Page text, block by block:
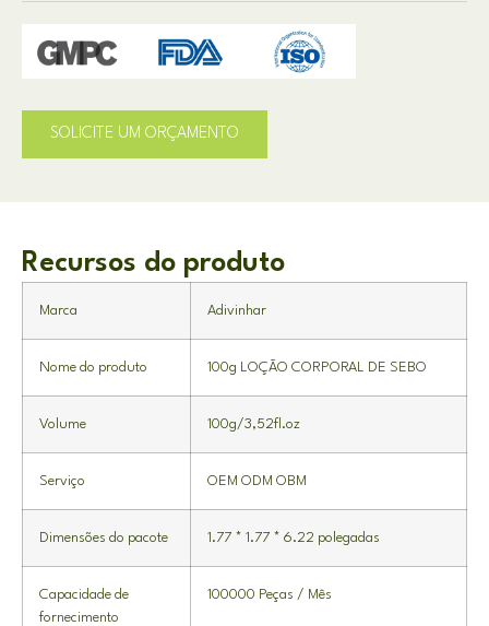
SOLICITE UM ORÇAMENTO
Recursos do produto
Marca Adivinhar
Nome do produto 100g LOÇÃO CORPORAL DE SEBO
Volume 100g/3,52fl.oz
Serviço OEM ODM OBM
Dimensões do pacote 1.77 * 1.77 * 6.22 polegadas
Capacidade de
fornecimento
100000 Peças / Mês